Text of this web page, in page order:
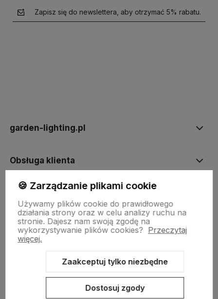
Zapisz się do newslettera, aby otrzymać 5% rabatu.
garden-lighting.pl
Obsługa klienta
Moje konto
Sklep internetowy Shoper.pl Szablon Shoper Modern 3.0™
🍪 Zarządzanie plikami cookie
Używamy plików cookie do prawidłowego
działania strony oraz w celu analizy ruchu na
stronie. Dajesz nam swoją zgodę na
wykorzystywanie plików cookies? Przeczytaj
więcej.
Zaakceptuj tylko niezbędne
Dostosuj zgody